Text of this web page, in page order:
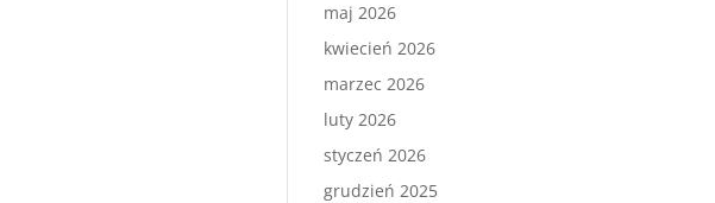
maj 2026
kwiecień 2026
marzec 2026
luty 2026
styczeń 2026
grudzień 2025